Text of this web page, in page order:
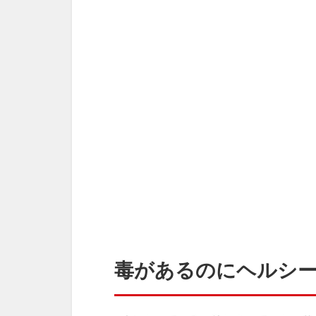
毒があるのにヘルシ